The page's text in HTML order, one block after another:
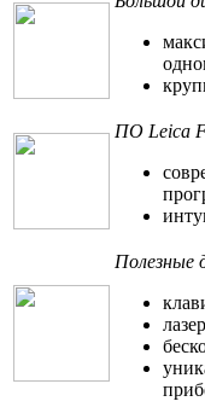
ПО Leica
Полезные